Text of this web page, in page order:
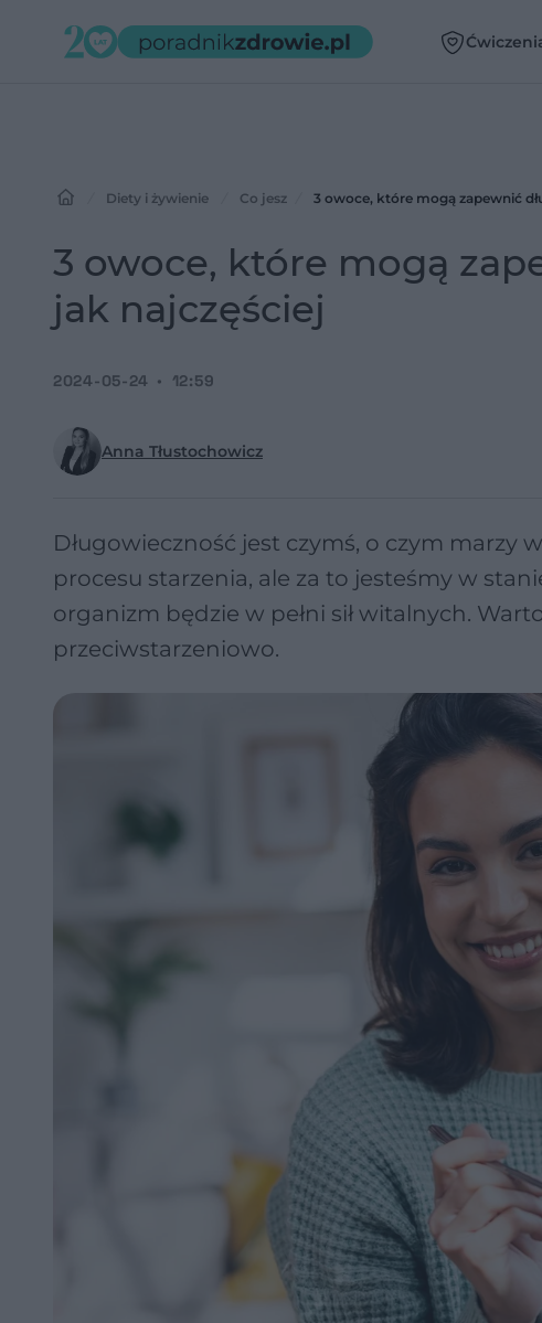
Diety i żywienie Co jesz 3 owoce, które mogą zapewnić
3 owoce, które mogą
jak najczęściej
Anna Tłustochowicz
2024-05-24 12:59
Długowieczność jest czymś, o czym marzy
procesu starzenia, ale za to jesteśmy w
organizm będzie w pełni sił witalnych.
przeciwstarzeniowo.